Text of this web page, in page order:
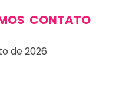
CONTATO
de 2026